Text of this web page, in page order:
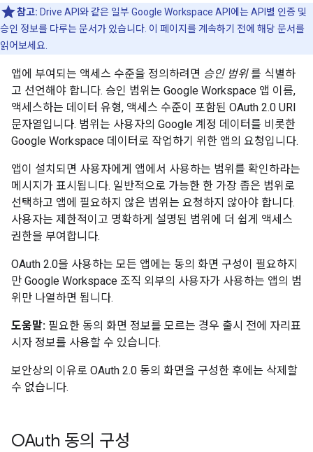
참고: Drive API와 같은 일부 Google Workspace API에는 API별 인증 및
승인 정보를 다루는 문서가 있습니다. 이 페이지를 계속하기 전에 해당 문서를
읽어보세요.
앱에 부여되는 액세스 수준을 정의하려면 승인 범위를 식별하
고 선언해야 합니다. 승인 범위는 Google Workspace 앱 이름,
액세스하는 데이터 유형, 액세스 수준이 포함된 OAuth 2.0 URI
문자열입니다. 범위는 사용자의 Google 계정 데이터를 비롯한
Google Workspace 데이터로 작업하기 위한 앱의 요청입니다.
앱이 설치되면 사용자에게 앱에서 사용하는 범위를 확인하라는
메시지가 표시됩니다. 일반적으로 가능한 한 가장 좁은 범위로
선택하고 앱에 필요하지 않은 범위는 요청하지 않아야 합니다.
사용자는 제한적이고 명확하게 설명된 범위에 더 쉽게 액세스
권한을 부여합니다.
OAuth 2.0을 사용하는 모든 앱에는 동의 화면 구성이 필요하지
만 Google Workspace 조직 외부의 사용자가 사용하는 앱의 범
위만 나열하면 됩니다.
도움말: 필요한 동의 화면 정보를 모르는 경우 출시 전에 자리표
시자 정보를 사용할 수 있습니다.
보안상의 이유로 OAuth 2.0 동의 화면을 구성한 후에는 삭제할
수 없습니다.
OAuth 동의 구성